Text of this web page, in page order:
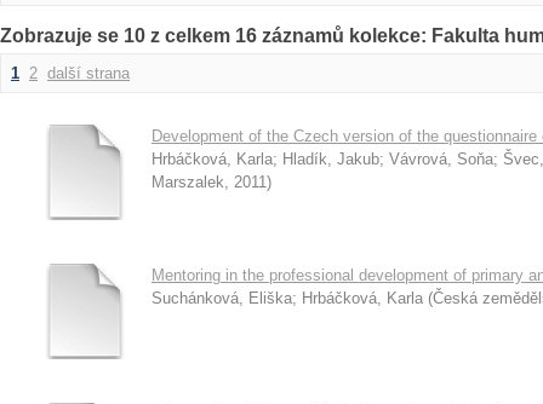
Zobrazuje se 10 z celkem 16 záznamů kolekce: Fakulta
1 2 další strana
Development of the Czech version of the
Hrbáčková, Karla; Hladík, Jakub; Vávrová, Soňa;
Marszalek, 2011)
Mentoring in the professional development of primary
Suchánková, Eliška; Hrbáčková, Karla (Česká